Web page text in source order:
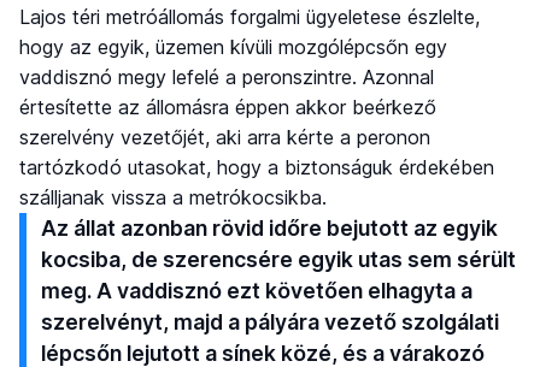
Lajos téri metróállomás forgalmi ügyeletese észlelte,
hogy az egyik, üzemen kívüli mozgólépcsőn egy
vaddisznó megy lefelé a peronszintre. Azonnal
értesítette az állomásra éppen akkor beérkező
szerelvény vezetőjét, aki arra kérte a peronon
tartózkodó utasokat, hogy a biztonságuk érdekében
szálljanak vissza a metrókocsikba.
Az állat azonban rövid időre bejutott az egyik
kocsiba, de szerencsére egyik utas sem sérült
meg. A vaddisznó ezt követően elhagyta a
szerelvényt, majd a pályára vezető szolgálati
lépcsőn lejutott a sínek közé, és a várakozó